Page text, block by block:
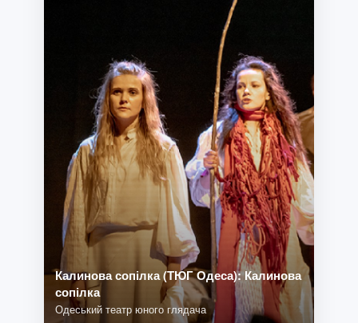
Калинова сопілка (ТЮГ Одеса): Калинова
сопілка
Одеський театр юного глядача